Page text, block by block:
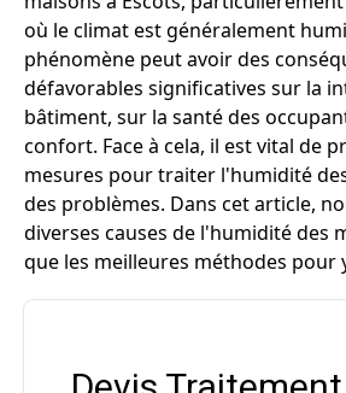
où le climat est généralement
phénomène peut avoir des
défavorables significatives sur la
bâtiment, sur la santé des
confort. Face à cela, il est vital de
mesures pour traiter l'humidité
des problèmes. Dans cet article,
diverses causes de l'humidité des
que les meilleures méthodes pour